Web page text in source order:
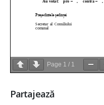
Page 1 / 1
Partajează